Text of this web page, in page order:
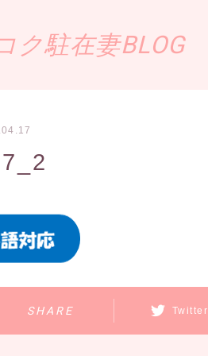
ク駐在妻BLOG
SHARE Twitter